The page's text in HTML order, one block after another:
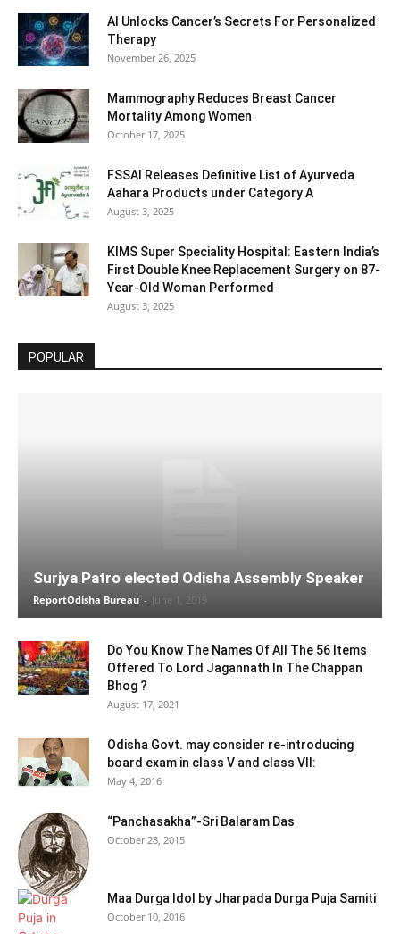
AI Unlocks Cancer’s Secrets For Personalized
Therapy
November 26, 2025
Mammography Reduces Breast Cancer
Mortality Among Women
October 17, 2025
FSSAI Releases Definitive List of Ayurveda
Aahara Products under Category A
August 3, 2025
KIMS Super Speciality Hospital: Eastern India’s
First Double Knee Replacement Surgery on 87-
Year-Old Woman Performed
August 3, 2025
POPULAR
Surjya Patro elected Odisha Assembly Speaker
ReportOdisha Bureau - June 1, 2019
Do You Know The Names Of All The 56 Items
Offered To Lord Jagannath In The Chappan
Bhog ?
August 17, 2021
Odisha Govt. may consider re-introducing
board exam in class V and class VII:
May 4, 2016
“Panchasakha”-Sri Balaram Das
October 28, 2015
Maa Durga Idol by Jharpada Durga Puja Samiti
October 10, 2016